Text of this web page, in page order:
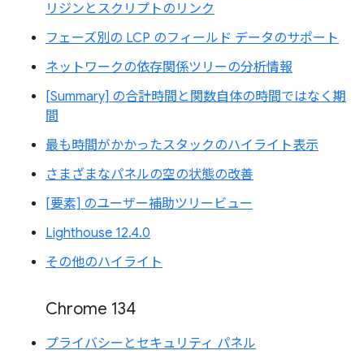
リジンとスクリプトのリンク
フェーズ別の LCP のフィールド データのサポート
ネットワークの依存関係ツリーの分析情報
[Summary] の合計時間と関数自体の時間ではなく期
間
最も時間がかかったスタックのハイライト表示
さまざまなパネルの空の状態の改善
[要素] のユーザー補助ツリービュー
Lighthouse 12.4.0
その他のハイライト
Chrome 134
プライバシーとセキュリティ パネル